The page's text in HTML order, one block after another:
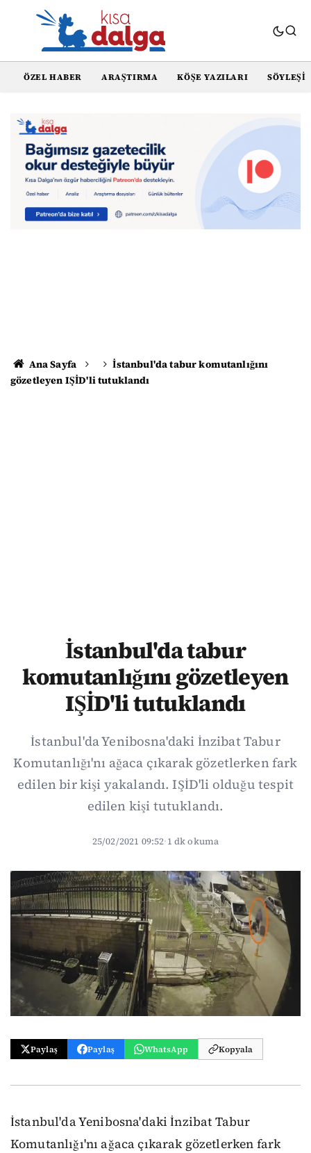
ÖZEL HABER ARAŞTIRMA KÖŞE YAZILARI SÖYLEŞI
Ana Sayfa
İstanbul'da tabur komutanlığını
gözetleyen IŞİD'li tutuklandı
İstanbul'da tabur
komutanlığını gözetleyen
IŞİD'li tutuklandı
İstanbul'da Yenibosna'daki İnzibat Tabur
Komutanlığı'nı ağaca çıkarak gözetlerken fark
edilen bir kişi yakalandı. IŞİD'li olduğu tespit
edilen kişi tutuklandı.
25/02/2021 09:52·1 dk okuma
Paylaş Paylaş WhatsApp Kopyala
İstanbul'da Yenibosna'daki İnzibat Tabur
Komutanlığı'nı ağaca çıkarak gözetlerken fark